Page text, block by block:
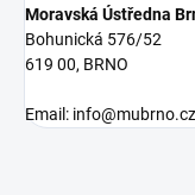
Moravská Ústředna
Bohunická 576/52
619 00, BRNO
Email: info@mubrno.cz